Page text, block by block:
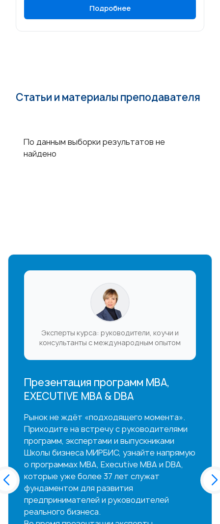
Подробнее
Статьи и материалы преподавателя
По данным выборки результатов не
найдено
Эксперты курса: руководители, коучи и
консультанты с международным опытом
Презентация программ MBA,
EXECUTIVE MBA & DBA
Рынок не ждёт «подходящего момента».
Приходите на встречу с руководителями
программ, экспертами и выпускниками
Школы бизнеса МИРБИС, узнайте напрямую
о программах MBA, Executive MBA и DBA,
которые уже более 37 лет служат
фундаментом для развития
предпринимателей и руководителей
реального бизнеса.